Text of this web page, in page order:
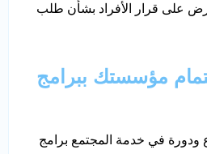
على قرار الأفراد بشأن طلب
مؤسستك ببرامج
ودورة في خدمة المجتمع برامج